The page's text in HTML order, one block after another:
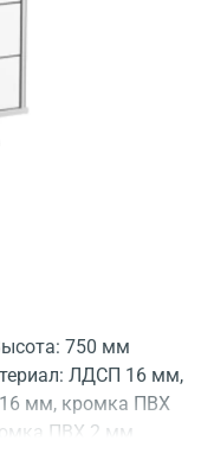
750 мм
ЛДСП 16 мм,
мм, кромка ПВХ
ПВХ 2 мм